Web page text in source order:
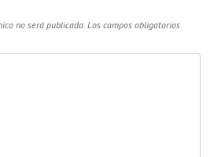
no será publicada. Los campos obligatorios